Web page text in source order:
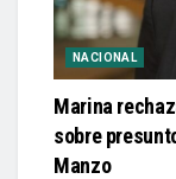
NACIONAL
Marina
sobre
Manzo